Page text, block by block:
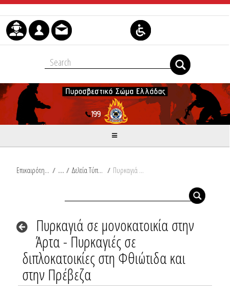
Skip to Content
Επικαιρότητα / Δελτία Τύπου / Πυρκαγιά σε μονοκατοικία στην Άρτα - Πυρκαγιές σε διπλοκατοικίες στη Φθιώτιδα και στην Πρέβεζα
Πυρκαγιά σε μονοκατοικία στην
Άρτα - Πυρκαγιές σε
διπλοκατοικίες στη Φθιώτιδα και
στην Πρέβεζα